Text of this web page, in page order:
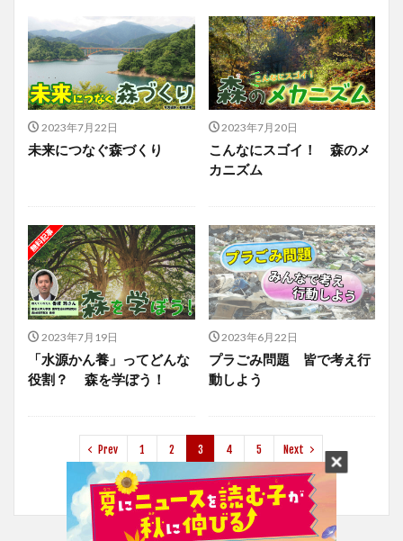
2023年7月22日
未来につなぐ森づくり
2023年7月20日
こんなにスゴイ！ 森のメ
カニズム
2023年7月19日
「水源かん養」ってどんな
役割？ 森を学ぼう！
2023年6月22日
プラごみ問題 皆で考え行
動しよう
Prev 1 2 3 4 5 Next